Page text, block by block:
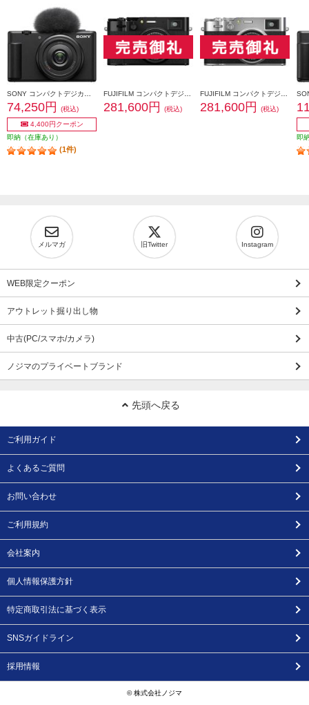
74,250円
(税込)
4,400円クーポン
即納（在庫あり）
(1件)
281,600円 (税込) 281,600円 (税込)
即
メルマガ 旧Twitter Instagram
WEB限定クーポン
アウトレット掘り出し物
中古(PC/スマホ/カメラ)
ノジマのプライベートブランド
先頭へ戻る
ご利用ガイド
よくあるご質問
お問い合わせ
ご利用規約
会社案内
個人情報保護方針
特定商取引法に基づく表示
SNSガイドライン
採用情報
© 株式会社ノジマ